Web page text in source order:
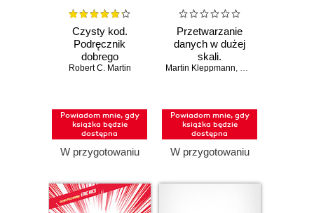
Czysty kod.
Podręcznik
dobrego
programisty.
Robert C. Martin
Powiadom mnie, gdy
książka będzie
dostępna
W przygotowaniu
Przetwarzanie
danych w dużej
skali.
Niezawodność,
systemów.
Wydanie II
Martin Kleppmann, Chris Riccomini
Powiadom mnie, gdy
książka będzie
dostępna
W przygotowaniu